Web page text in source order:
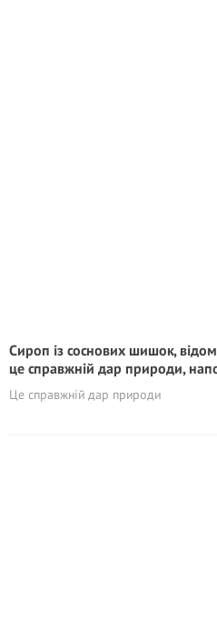
Сироп із соснових шишок,
це справжній дар природи,
Це справжній дар природи